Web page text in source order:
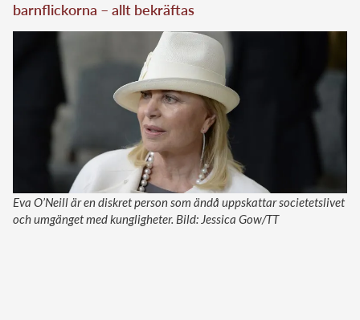
barnflickorna – allt bekräftas
Eva O’Neill är en diskret person som ändå uppskattar societetslivet
och umgänget med kungligheter. Bild: Jessica Gow/TT